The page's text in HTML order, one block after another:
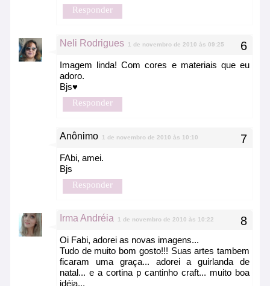
Responder
Neli Rodrigues 1 de novembro de 2010 às 09:25
Imagem linda! Com cores e materiais que eu
adoro.
Bjs♥
Responder
Anônimo 1 de novembro de 2010 às 10:10
FAbi, amei.
Bjs
Responder
Irma Andréia 1 de novembro de 2010 às 10:22
Oi Fabi, adorei as novas imagens...
Tudo de muito bom gosto!!! Suas artes tambem
ficaram uma graça... adorei a guirlanda de
natal... e a cortina p cantinho craft... muito boa
idéia...